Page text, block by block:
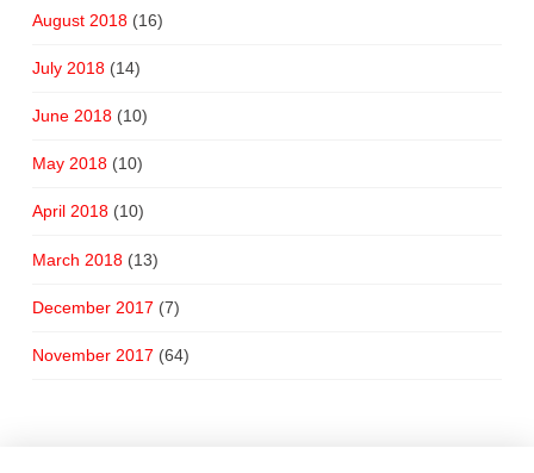
August 2018(16)
July 2018(14)
June 2018(10)
May 2018(10)
April 2018(10)
March 2018(13)
December 2017 (7)
November 2017 (64)